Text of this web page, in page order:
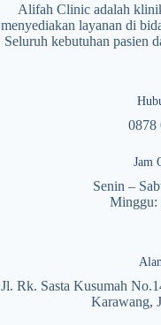
Alifah Clinic adalah
menyediakan layanan di
Seluruh kebutuhan pasien
0878
Jam
Senin –
Minggu:
Jl. Rk. Sasta Kusumah
Karawang,